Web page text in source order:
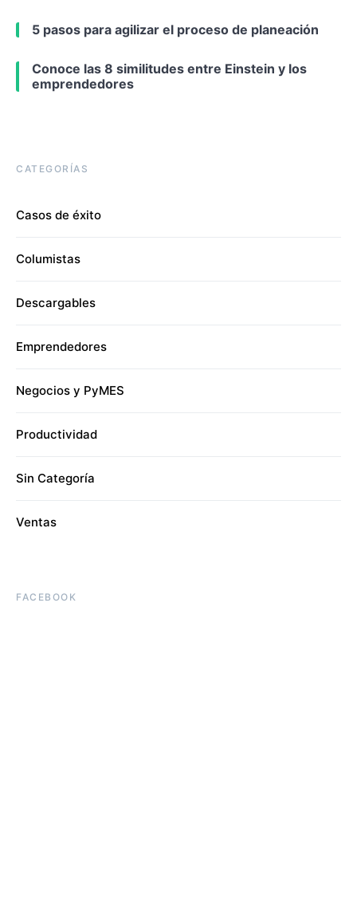
5 pasos para agilizar el proceso de planeación
Conoce las 8 similitudes entre Einstein y los
emprendedores
CATEGORÍAS
Casos de éxito
Columistas
Descargables
Emprendedores
Negocios y PyMES
Productividad
Sin Categoría
Ventas
FACEBOOK